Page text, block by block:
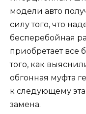
модели авто
силу того, что
бесперебойная
приобретает все
того, как
обгонная муфта
к следующему
замена.